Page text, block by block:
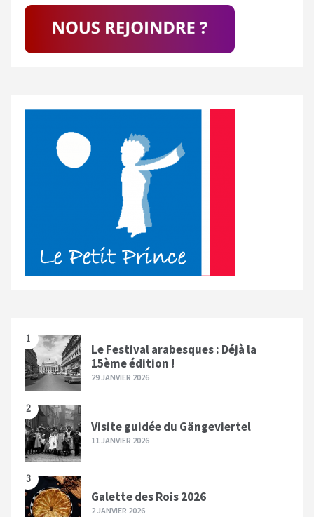
1
Le Festival arabesques : Déjà la
15ème édition !
29 JANVIER 2026
2
Visite guidée du Gängeviertel
11 JANVIER 2026
3
Galette des Rois 2026
2 JANVIER 2026